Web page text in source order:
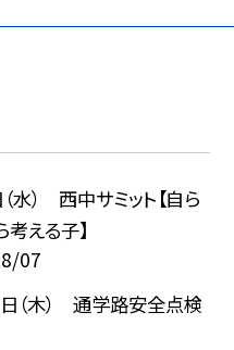
水） 西中サミット【自ら
える子】
07
日（木） 通学路安全点検